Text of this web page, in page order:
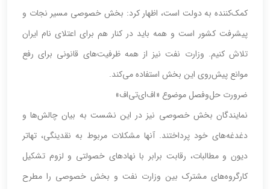
کمک‌کننده به دولت است، اظهار کرد: بخش خصوصی مسیر نجات و
پیشرفت کشور است و همه باید در کنار هم برای اعتلای نام ایران
تلاش کنیم. وزارت نفت نیز از همه ظرفیت‌های قانونی برای رفع
موانع پیش‌روی این بخش استفاده می‌کند.
ضرورت حل‌وفصل موضوع «اف‌ای‌تی‌اف»
نمایندگان بخش خصوصی نیز در این نشست به بیان چالش‌ها و
دغدغه‌های خود پرداختند. آنها مشکلات مربوط به نقدینگی، تهاتر
دیون و مطالبات، رقابت برابر با نهادهای خصولتی و لزوم تشکیل
کارگروه‌های مشترک بین وزارت نفت و بخش خصوصی را مطرح